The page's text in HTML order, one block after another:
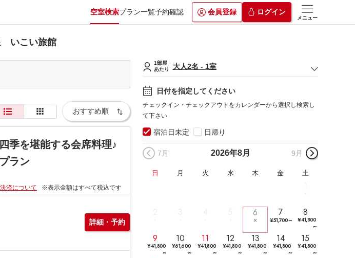
空室検索プラン一覧予約確認 会員登録 ログイン
メニュー
いこい旅館
季を堪能する会席料理♪
ラン
済について ※表示金額はすべて税込です
詳細・予約
1部屋
あたり
大人2名 - 1室
日付を指定してください
チェックイン・チェックアウトをカレンダーから選択し検索し
て下さい
宿泊日未定 日帰り
7月 2026年8月 9月
日 月 火 水 木 金 土
2 6 7
¥51,700~
8
¥41,800
~
9
¥41,800
~
10
¥61,600
~
11
¥41,800
~
12
¥41,800
~
13
¥41,800
~
14
¥41,800
~
15
¥41,800
~